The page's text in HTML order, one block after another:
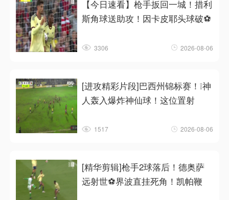
【今日速看】枪手扳回一城！措利
斯角球送助攻！因卡皮耶头球破⚽
3306 2026-08-06
[进攻精彩片段]巴西州锦标赛！❕神
人轰入爆炸神仙球！这位置射
1517 2026-08-06
[精华剪辑]枪手2球落后！德奥萨
远射世⚽界波直挂死角！凯帕鞭